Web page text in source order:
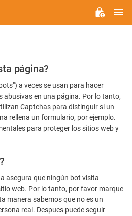
página?
a veces se usan para hacer
en una página. Por lo tanto,
Captchas para distinguir si un
rellena un formulario, por ejemplo.
para proteger los sitios web y
asegura que ningún bot visita
web. Por lo tanto, por favor marque
manera sabemos que no es un
real. Despues puede seguir